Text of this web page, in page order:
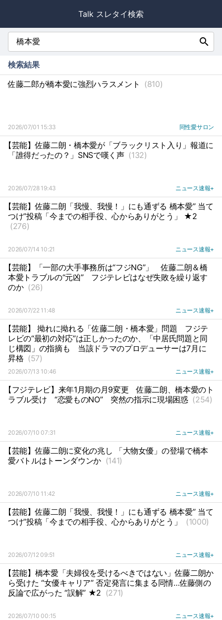
Talk スレタイ検索
search
検索結果
佐藤二郎が橋本愛に強烈ハラスメント
(810)
2026/07/01 15:33 同性愛サロン
【芸能】佐藤二朗・橋本愛が「ブラックリスト入り」報道に
「誰得だったの？」SNSで嘆く声 (132)
2026/07/28 19:43 ニュース速報+
【芸能】佐藤二朗「我慢、我慢！」にも通ずる 橋本愛” 当て
つけ”投稿「今までの相手役、心からありがとう」 ★2
(276)
2026/07/14 10:21 ニュース速報+
【芸能】「一部の大手事務所は“フジNG”」
佐藤二朗＆橋
本愛トラブルの“元凶”
フジテレビはなぜ失敗を繰り返す
のか (26)
2026/07/22 11:48 ニュース速報+
【芸能】 拗れに拗れる「佐藤二朗・橋本愛」問題
フジテ
レビの“最初の対応”は正しかったのか、「中居氏問題と同
じ構図」の指摘も
当該ドラマのプロデューサーは7月に
昇格 (57)
2026/07/13 10:46 ニュース速報+
【フジテレビ】来年1月期の月9変更
佐藤二朗、橋本愛のト
ラブル受け
“恋愛ものNO” 突然の指示に現場困惑 (254)
2026/07/10 07:31 ニュース速報+
【芸能】佐藤二朗に変化の兆し 「大物女優」の登場で橋本
愛バトルはトーンダウンか (141)
2026/07/10 11:42 ニュース速報+
【芸能】佐藤二朗「我慢、我慢！」にも通ずる 橋本愛” 当て
つけ”投稿「今までの相手役、心からありがとう」
(1000)
2026/07/12 09:51 ニュース速報+
【芸能】橋本愛「夫婦役を受けるべきではない」佐藤二朗か
ら受けた “女優キャリア” 否定発言に集まる同情…佐藤側の
反論で広がった “誤解” ★2 (271)
2026/07/10 00:15 ニュース速報+